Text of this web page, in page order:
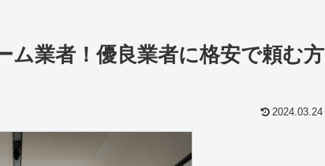
ム業者！優良業者に格安で頼む方
2024.03.24